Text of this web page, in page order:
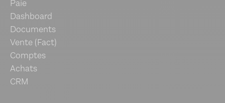
Paie
Dashboard
Documents
Vente (Fact)
Comptes
Achats
CRM